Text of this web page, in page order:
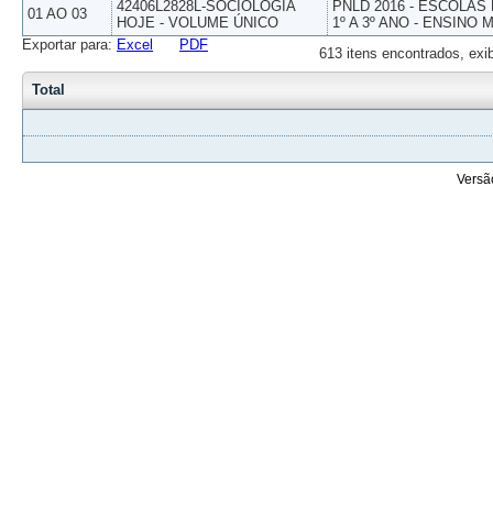
01 AO 03
42406L2828L-SOCIOLOGIA
HOJE - VOLUME ÚNICO
PNLD 2016 -
1º A 3º ANO - ENSINO
613 itens encontrados,
Exportar para: Excel PDF
Total